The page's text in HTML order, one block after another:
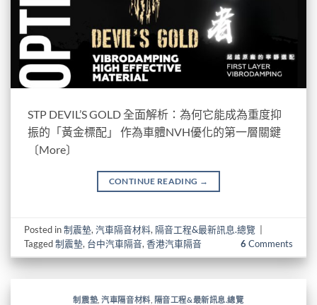
STP DEVIL’S GOLD 全面解析：為何它能成為重度抑
振的「黃金標配」 作為車體NVH優化的第一層關鍵
〔More〕
CONTINUE READING →
Posted in制震墊,汽車隔音材料, 隔音工程&最新訊息.總覽
Tagged制震墊, 台中汽車隔音,香港汽車隔音 6 Comments
制震墊,汽車隔音材料 隔音工程&最新訊息.總覽